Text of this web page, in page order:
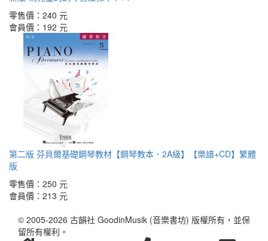
零售價： 240 元
會員價： 192 元
第二版 芬貝爾基礎鋼琴教材【鋼琴教本．2A級】【樂譜+CD】繁體
版
零售價： 250 元
會員價： 213 元
© 2005-2026 古韻社 GoodinMusik (音樂書坊) 版權所有，並保
留所有權利。